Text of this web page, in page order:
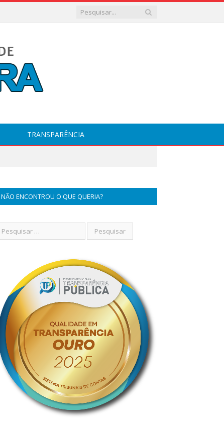
TRANSPARÊNCIA
NÃO ENCONTROU O QUE QUERIA?